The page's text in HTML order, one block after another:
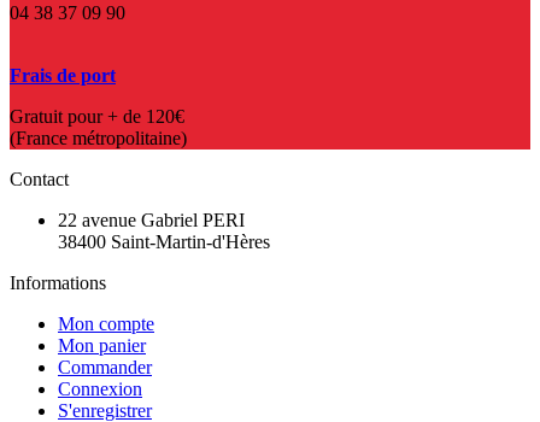
04 38 37 09 90
Frais de port
Gratuit pour + de 120€
(France métropolitaine)
Contact
22 avenue Gabriel PERI
38400 Saint-Martin-d'Hères
Informations
Mon compte
Mon panier
Commander
Connexion
S'enregistrer